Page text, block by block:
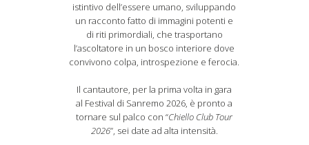
istintivo dell’essere umano, sviluppando
un racconto fatto di immagini potenti e
di riti primordiali, che trasportano
l’ascoltatore in un bosco interiore dove
convivono colpa, introspezione e ferocia.
Il cantautore, per la prima volta in gara
al Festival di Sanremo 2026, è pronto a
tornare sul palco con “Chiello Club Tour
2026”, sei date ad alta intensità.